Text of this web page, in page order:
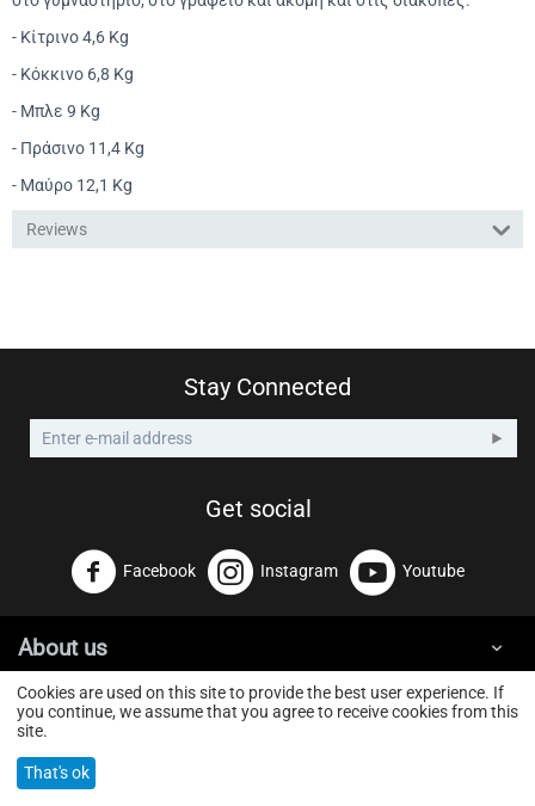
- Κίτρινο 4,6 Kg
- Κόκκινο 6,8 Kg
- Μπλε 9 Kg
- Πράσινο 11,4 Kg
- Μαύρο 12,1 Kg
Reviews
Stay Connected
Get social
Facebook Instagram Youtube
About us
© 2026 GOLD TOUCH GROUP ΕΕ. Powered by
Cookies are used on this site to provide the best user experience. If
you continue, we assume that you agree to receive cookies from this
site.
That's ok